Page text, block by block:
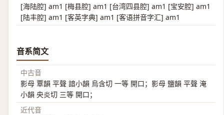
[海陆腔] am1 [梅县腔] am1 [台湾四县腔] am1 [宝安腔] am1
[陆丰腔] am1 [客英字典] am1 [客语拼音字汇] am1
音系简文
中古音
影母 覃韻 平聲 諳小韻 烏含切 一等 開口；影母 鹽韻 平聲 淹
小韻 央炎切 三等 開口；
近代音